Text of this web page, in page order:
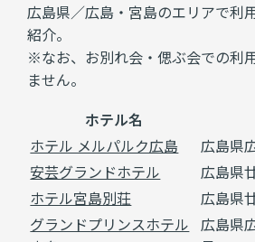
広島県／広島・宮島のエリアで利
紹介。
※なお、お別れ会・偲ぶ会での利
ません。
ホテル名
ホテル メルパルク広島
広島県
安芸グランドホテル
広島県
ホテル宮島別荘
広島県
グランドプリンスホテル 広島県